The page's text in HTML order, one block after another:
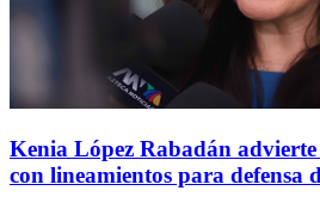
Kenia López Rabadán advierte
con lineamientos para defensa